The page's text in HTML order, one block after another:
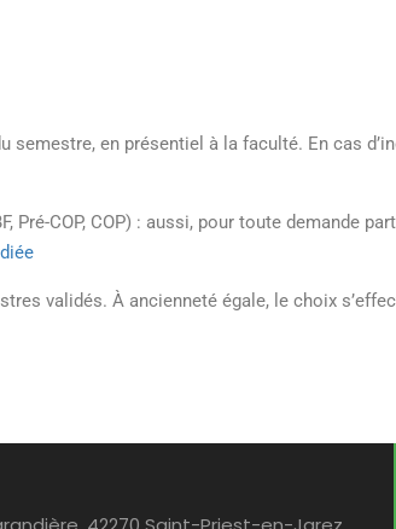
en présentiel à la faculté. En cas
Pré-COP, COP) : aussi, pour toute demande
validés. À ancienneté égale, le choix